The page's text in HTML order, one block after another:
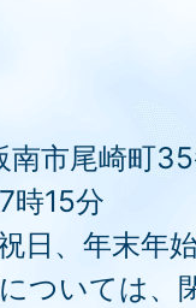
市尾崎町35
時15分
日、年末年
ついては、